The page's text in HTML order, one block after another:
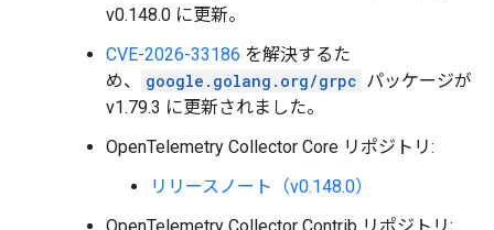
v0.148.0 に更新。
CVE-2026-33186 を解決するた
め、
google.golang.org/grpc パッケージが
v1.79.3 に更新されました。
OpenTelemetry Collector Core リポジトリ:
リリースノート（v0.148.0）